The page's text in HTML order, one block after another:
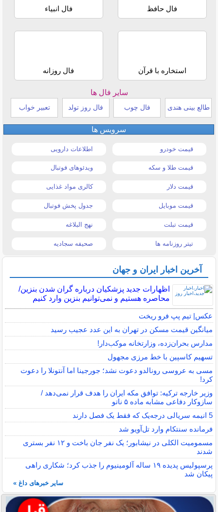
فال حافظ فال انبیاء
استخاره با قرآن فال روزانه
سایر فال ها
طالع بینی هندی فال چوب فال روز تولد تعبیر خواب
سرویس ها
قیمت خودرو اطلاعات دارویی
قیمت طلا و سکه ویدئوهای فوتبال
قیمت دلار کالری مواد غذایی
قیمت موبایل جدول پخش فوتبال
قیمت تبلت نهج البلاغه
تیتر روزنامه ها صحیفه سجادیه
آخرین اخبار ایران و جهان
اظهارات جدید پزشکیان درباره گران شدن بنزین/
محاصره هستیم و نمی‌توانیم بنزین وارد کنیم
عکس| تیم پپ فرو ریخت
میانگین قیمت مسکن در تهران به این عدد عجیب رسید
مدارس بحران‌زده، وزارتخانه موکب‌دار!
تسهیم کاسپین با خط مرزی مجهول
مسی به عروسی رونالدو دعوت نشد؛ جورجینا اما آنتونلا را دعوت
کرد!
وزیر خارجه ترکیه: توافق مکه ایران را هدف قرار نمی‌دهد /
سازوکار دفاعی مشابه ماده ۵ ناتو
5 انیمه سریالی درجه‌یک که فقط یک فصل دارند
فرمانده سنتکام وارد تل‌آویو شد
مسمومیت الکلی در نیشابور؛ یک نفر جان باخت و ۱۲ نفر بستری
شدند
پرسپولیس پدیده ۱۹ ساله آلومینیوم را جذب کرد؛ شکاری راهی
پیکان شد
سایر خبرهای داغ »